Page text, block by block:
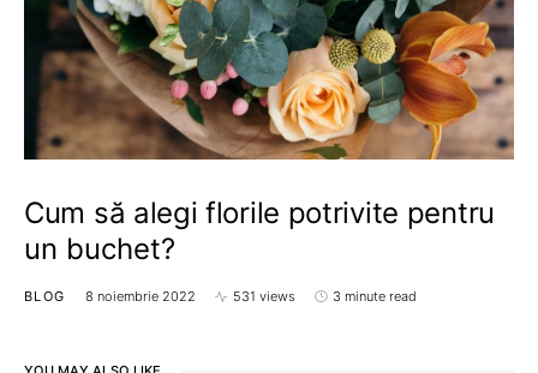
Cum să alegi florile potrivite pentru
un buchet?
BLOG 8 noiembrie 2022 531 views 3 minute read